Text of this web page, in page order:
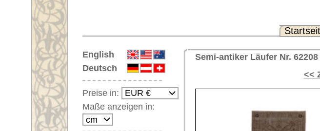
English
Deutsch
Preise in:
Maße anzeigen in:
Einloggen
Noch kein Kunden-
Login?
Ihr Warenkorb:
Ihr Warenkorb ist leer.